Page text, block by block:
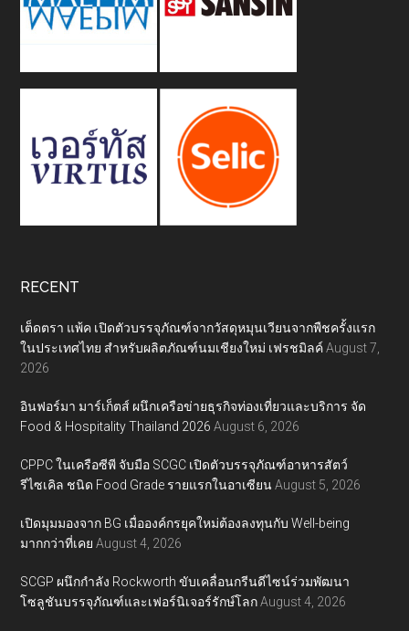
RECENT
เต็ดตรา แพ้ค เปิดตัวบรรจุภัณฑ์จากวัสดุหมุนเวียนจากพืชครั้งแรก
ในประเทศไทย สำหรับผลิตภัณฑ์นมเชียงใหม่ เฟรชมิลค์ August 7,
2026
อินฟอร์มา มาร์เก็ตส์ ผนึกเครือข่ายธุรกิจท่องเที่ยวและบริการ จัด
Food & Hospitality Thailand 2026 August 6, 2026
CPPC ในเครือซีพี จับมือ SCGC เปิดตัวบรรจุภัณฑ์อาหารสัตว์
รีไซเคิล ชนิด Food Grade รายแรกในอาเซียน August 5, 2026
เปิดมุมมองจาก BG เมื่อองค์กรยุคใหม่ต้องลงทุนกับ Well-being
มากกว่าที่เคย August 4, 2026
SCGP ผนึกกำลัง Rockworth ขับเคลื่อนกรีนดีไซน์ร่วมพัฒนา
โซลูชันบรรจุภัณฑ์และเฟอร์นิเจอร์รักษ์โลก August 4, 2026